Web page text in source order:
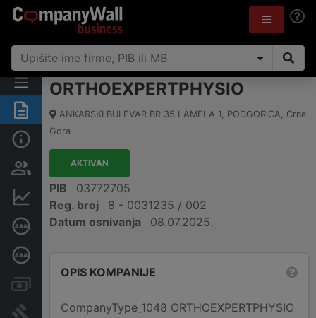
Sažetak
Osobe i vlasništvo
Sertifikat bonitetne izvrsnosti
Dubinska bonitetna ocjena
Arhiva sudskih objava
ORTHOEXPERTPHYSIO
ANKARSKI BULEVAR BR.35 LAMELA 1, PODGORICA, Crna
Gora
AKTIVAN
PIB
03772705
Reg. broj
8 - 0031235 / 002
Datum osnivanja
08.07.2025.
OPIS KOMPANIJE
CompanyType_1048 ORTHOEXPERTPHYSIO